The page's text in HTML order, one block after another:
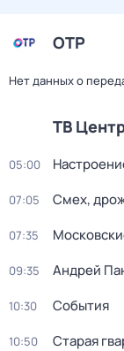
ОТР
Нет данных о
ТВ
05:00
07:05 Смех,
07:35
09:35 Андрей
10:30 События
10:50 Старая